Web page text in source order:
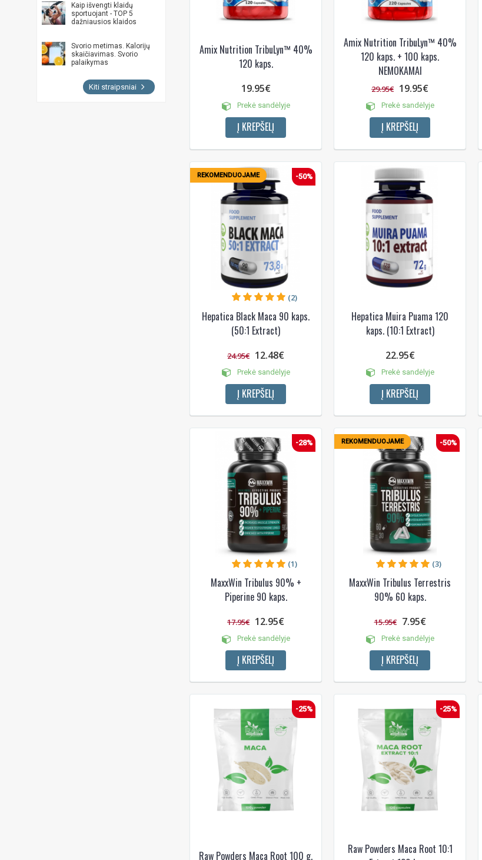
Kaip išvengti klaidų
sportuojant - TOP 5
dažniausios klaidos
Svorio metimas. Kalorijų
skaičiavimas. Svorio
palaikymas
Kiti straipsniai
Amix Nutrition TribuLyn™ 40%
120 kaps.
19.95€
Prekė sandėlyje
Į KREPŠELĮ
Amix Nutrition TribuLyn™ 40%
120 kaps. + 100 kaps.
NEMOKAMAI
29.95€ 19.95€
Prekė sandėlyje
Į KREPŠELĮ
REKOMENDUOJAME -50%
Hepatica Black Maca 90 kaps.
(50:1 Extract)
(2)
24.95€ 12.48€
Prekė sandėlyje
Į KREPŠELĮ
Hepatica Muira Puama 120
kaps. (10:1 Extract)
22.95€
Prekė sandėlyje
Į KREPŠELĮ
-28%
MaxxWin Tribulus 90% +
Piperine 90 kaps.
(1)
17.95€ 12.95€
Prekė sandėlyje
Į KREPŠELĮ
REKOMENDUOJAME -50%
MaxxWin Tribulus Terrestris
90% 60 kaps.
(3)
15.95€ 7.95€
Prekė sandėlyje
Į KREPŠELĮ
-25%
Raw Powders Maca Root 100 g.
-25%
Raw Powders Maca Root 10:1